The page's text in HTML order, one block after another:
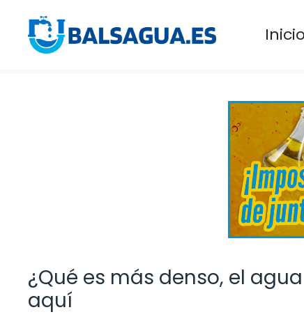
contenido
Inicio
¿Qué es más denso, el
aquí